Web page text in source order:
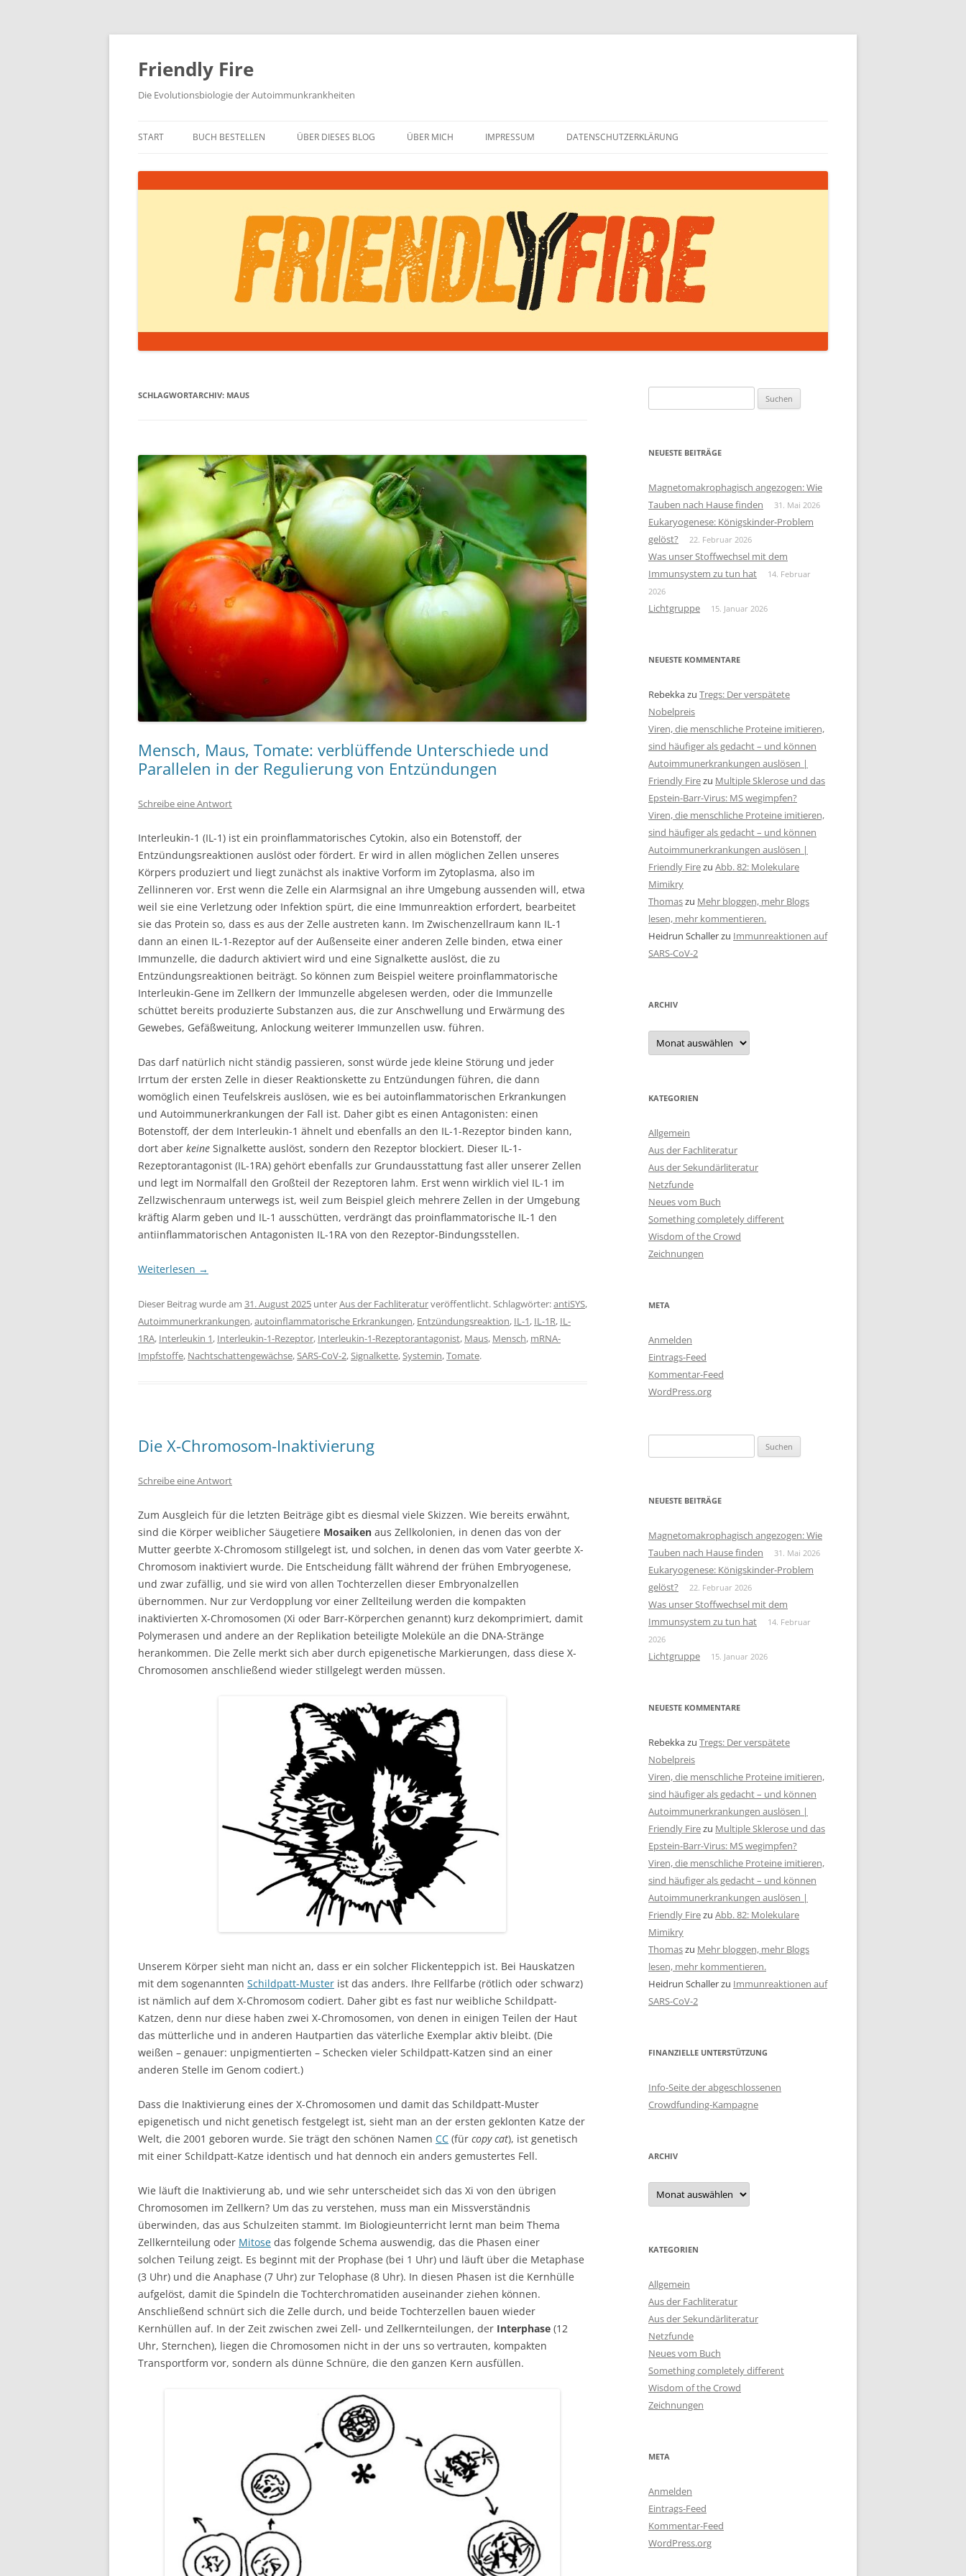
Zum
springen
Friendly Fire
Die Evolutionsbiologie der Autoimmunkrankheiten
START BUCH BESTELLEN ÜBER DIESES BLOG ÜBER MICH IMPRESSUM DATENSCHUTZERKLÄRUNG
SCHLAGWORTARCHIV: MAUS
Mensch, Maus, Tomate: verblüffende Unterschiede und
Parallelen in der Regulierung von Entzündungen
Schreibe eine Antwort
Interleukin-1 (IL-1) ist ein proinflammatorisches Cytokin, also ein Botenstoff, der
Entzündungsreaktionen auslöst oder fördert. Er wird in allen möglichen Zellen unseres
Körpers produziert und liegt zunächst als inaktive Vorform im Zytoplasma, also im
Zellinneren vor. Erst wenn die Zelle ein Alarmsignal an ihre Umgebung aussenden will, etwa
weil sie eine Verletzung oder Infektion spürt, die eine Immunreaktion erfordert, bearbeitet
sie das Protein so, dass es aus der Zelle austreten kann. Im Zwischenzellraum kann IL-1
dann an einen IL-1-Rezeptor auf der Außenseite einer anderen Zelle binden, etwa einer
Immunzelle, die dadurch aktiviert wird und eine Signalkette auslöst, die zu
Entzündungsreaktionen beiträgt. So können zum Beispiel weitere proinflammatorische
Interleukin-Gene im Zellkern der Immunzelle abgelesen werden, oder die Immunzelle
schüttet bereits produzierte Substanzen aus, die zur Anschwellung und Erwärmung des
Gewebes, Gefäßweitung, Anlockung weiterer Immunzellen usw. führen.
Das darf natürlich nicht ständig passieren, sonst würde jede kleine Störung und jeder
Irrtum der ersten Zelle in dieser Reaktionskette zu Entzündungen führen, die dann
womöglich einen Teufelskreis auslösen, wie es bei autoinflammatorischen Erkrankungen
und Autoimmunerkrankungen der Fall ist. Daher gibt es einen Antagonisten: einen
Botenstoff, der dem Interleukin-1 ähnelt und ebenfalls an den IL-1-Rezeptor binden kann,
dort aber keine Signalkette auslöst, sondern den Rezeptor blockiert. Dieser IL-1-
Rezeptorantagonist (IL-1RA) gehört ebenfalls zur Grundausstattung fast aller unserer Zellen
und legt im Normalfall den Großteil der Rezeptoren lahm. Erst wenn wirklich viel IL-1 im
Zellzwischenraum unterwegs ist, weil zum Beispiel gleich mehrere Zellen in der Umgebung
kräftig Alarm geben und IL-1 ausschütten, verdrängt das proinflammatorische IL-1 den
antiinflammatorischen Antagonisten IL-1RA von den Rezeptor-Bindungsstellen.
Weiterlesen →
Dieser Beitrag wurde am 31. August 2025 unterAus der Fachliteraturveröffentlicht. Schlagwörter:antiSYS,
Autoimmunerkrankungen,autoinflammatorische Erkrankungen, Entzündungsreaktion, IL-1, IL-1R, IL-
1RA, Interleukin 1, Interleukin-1-Rezeptor, Interleukin-1-Rezeptorantagonist, Maus, Mensch, mRNA-
Impfstoffe, Nachtschattengewächse,SARS-CoV-2,Signalkette,Systemin,Tomate.
Die X-Chromosom-Inaktivierung
Schreibe eine Antwort
Zum Ausgleich für die letzten Beiträge gibt es diesmal viele Skizzen. Wie bereits erwähnt,
sind die Körper weiblicher Säugetiere Mosaiken aus Zellkolonien, in denen das von der
Mutter geerbte X-Chromosom stillgelegt ist, und solchen, in denen das vom Vater geerbte X-
Chromosom inaktiviert wurde. Die Entscheidung fällt während der frühen Embryogenese,
und zwar zufällig, und sie wird von allen Tochterzellen dieser Embryonalzellen
übernommen. Nur zur Verdopplung vor einer Zellteilung werden die kompakten
inaktivierten X-Chromosomen (Xi oder Barr-Körperchen genannt) kurz dekomprimiert, damit
Polymerasen und andere an der Replikation beteiligte Moleküle an die DNA-Stränge
herankommen. Die Zelle merkt sich aber durch epigenetische Markierungen, dass diese X-
Chromosomen anschließend wieder stillgelegt werden müssen.
Unserem Körper sieht man nicht an, dass er ein solcher Flickenteppich ist. Bei Hauskatzen
mit dem sogenannten Schildpatt-Muster ist das anders. Ihre Fellfarbe (rötlich oder schwarz)
ist nämlich auf dem X-Chromosom codiert. Daher gibt es fast nur weibliche Schildpatt-
Katzen, denn nur diese haben zwei X-Chromosomen, von denen in einigen Teilen der Haut
das mütterliche und in anderen Hautpartien das väterliche Exemplar aktiv bleibt. (Die
weißen – genauer: unpigmentierten – Schecken vieler Schildpatt-Katzen sind an einer
anderen Stelle im Genom codiert.)
Dass die Inaktivierung eines der X-Chromosomen und damit das Schildpatt-Muster
epigenetisch und nicht genetisch festgelegt ist, sieht man an der ersten geklonten Katze der
Welt, die 2001 geboren wurde. Sie trägt den schönen Namen CC (für copy cat), ist genetisch
mit einer Schildpatt-Katze identisch und hat dennoch ein anders gemustertes Fell.
Wie läuft die Inaktivierung ab, und wie sehr unterscheidet sich das Xi von den übrigen
Chromosomen im Zellkern? Um das zu verstehen, muss man ein Missverständnis
überwinden, das aus Schulzeiten stammt. Im Biologieunterricht lernt man beim Thema
Zellkernteilung oder Mitose das folgende Schema auswendig, das die Phasen einer
solchen Teilung zeigt. Es beginnt mit der Prophase (bei 1 Uhr) und läuft über die Metaphase
(3 Uhr) und die Anaphase (7 Uhr) zur Telophase (8 Uhr). In diesen Phasen ist die Kernhülle
aufgelöst, damit die Spindeln die Tochterchromatiden auseinander ziehen können.
Anschließend schnürt sich die Zelle durch, und beide Tochterzellen bauen wieder
Kernhüllen auf. In der Zeit zwischen zwei Zell- und Zellkernteilungen, der Interphase (12
Uhr, Sternchen), liegen die Chromosomen nicht in der uns so vertrauten, kompakten
Transportform vor, sondern als dünne Schnüre, die den ganzen Kern ausfüllen.
nach:
NEUESTE BEITRÄGE
Magnetomakrophagisch angezogen: Wie
Tauben nach Hause finden
31. Mai 2026
Eukaryogenese: Königskinder-Problem
gelöst?
22. Februar 2026
Was unser Stoffwechsel mit dem
Immunsystem zu tun hat
14. Februar
2026
Lichtgruppe 15. Januar 2026
NEUESTE KOMMENTARE
Rebekkazu Tregs: Der verspätete
Nobelpreis
Viren, die menschliche Proteine imitieren,
sind häufiger als gedacht – und können
Autoimmunerkrankungen auslösen |
Friendly Firezu Multiple Sklerose und das
Epstein-Barr-Virus: MS wegimpfen?
Viren, die menschliche Proteine imitieren,
sind häufiger als gedacht – und können
Autoimmunerkrankungen auslösen |
Friendly Firezu Abb. 82: Molekulare
Mimikry
Thomaszu Mehr bloggen, mehr Blogs
lesen, mehr kommentieren.
Heidrun Schallerzu Immunreaktionen auf
SARS-CoV-2
ARCHIV
Archiv
KATEGORIEN
Allgemein
Aus der Fachliteratur
Aus der Sekundärliteratur
Netzfunde
Neues vom Buch
Something completely different
Wisdom of the Crowd
Zeichnungen
META
Anmelden
Eintrags-Feed
Kommentar-Feed
WordPress.org
nach:
NEUESTE BEITRÄGE
Magnetomakrophagisch angezogen: Wie
Tauben nach Hause finden
31. Mai 2026
Eukaryogenese: Königskinder-Problem
gelöst?
22. Februar 2026
Was unser Stoffwechsel mit dem
Immunsystem zu tun hat
14. Februar
2026
Lichtgruppe 15. Januar 2026
NEUESTE KOMMENTARE
Rebekkazu Tregs: Der verspätete
Nobelpreis
Viren, die menschliche Proteine imitieren,
sind häufiger als gedacht – und können
Autoimmunerkrankungen auslösen |
Friendly Firezu Multiple Sklerose und das
Epstein-Barr-Virus: MS wegimpfen?
Viren, die menschliche Proteine imitieren,
sind häufiger als gedacht – und können
Autoimmunerkrankungen auslösen |
Friendly Firezu Abb. 82: Molekulare
Mimikry
Thomaszu Mehr bloggen, mehr Blogs
lesen, mehr kommentieren.
Heidrun Schallerzu Immunreaktionen auf
SARS-CoV-2
FINANZIELLE UNTERSTÜTZUNG
Info-Seite der abgeschlossenen
Crowdfunding-Kampagne
ARCHIV
Archiv
KATEGORIEN
Allgemein
Aus der Fachliteratur
Aus der Sekundärliteratur
Netzfunde
Neues vom Buch
Something completely different
Wisdom of the Crowd
Zeichnungen
META
Anmelden
Eintrags-Feed
Kommentar-Feed
WordPress.org